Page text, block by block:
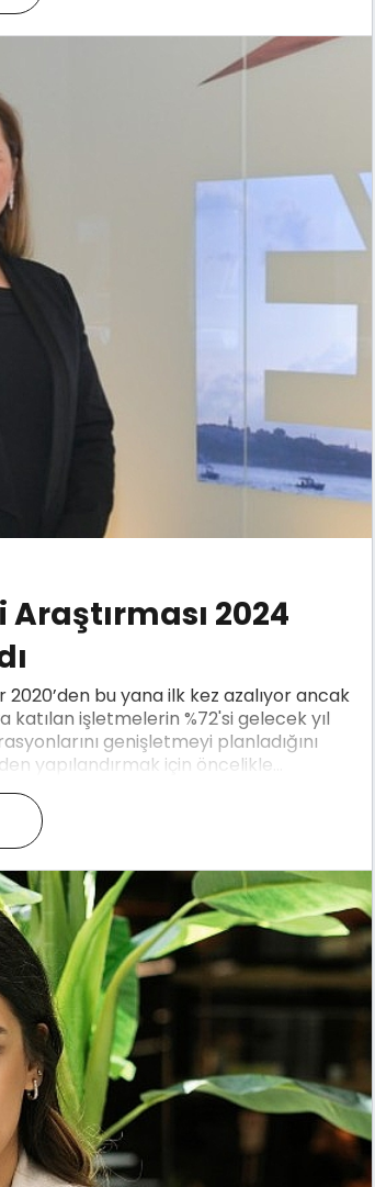
2024
bu yana ilk kez azalıyor ancak
işletmelerin %72'si gelecek yıl
genişletmeyi planladığını
yapılandırmak için öncelikle...